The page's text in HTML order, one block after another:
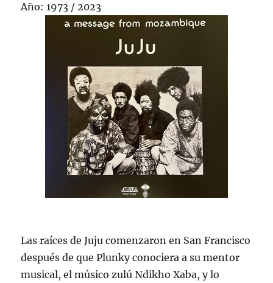
Año: 1973 / 2023
Las raíces de Juju comenzaron en San Francisco
después de que Plunky conociera a su mentor
musical, el músico zulú Ndikho Xaba, y lo